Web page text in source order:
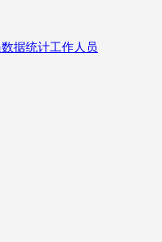
数据统计工作人员